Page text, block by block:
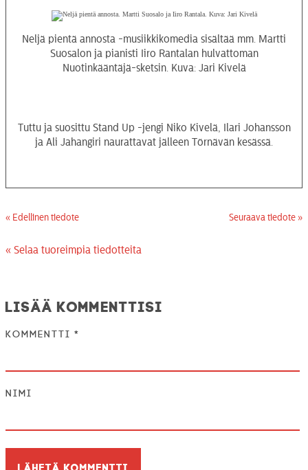
Neljä pientä annosta -musiikkikomedia sisältää mm. Martti
Suosalon ja pianisti Iiro Rantalan hulvattoman
Nuotinkääntäjä-sketsin. Kuva: Jari Kivelä
Tuttu ja suosittu Stand Up -jengi Niko Kivelä, Ilari Johansson
ja Ali Jahangiri naurattavat jälleen Törnävän kesässä.
« Edellinen tiedote Seuraava tiedote »
« Selaa tuoreimpia tiedotteita
Lisää kommenttisi
Kommentti *
Nimi